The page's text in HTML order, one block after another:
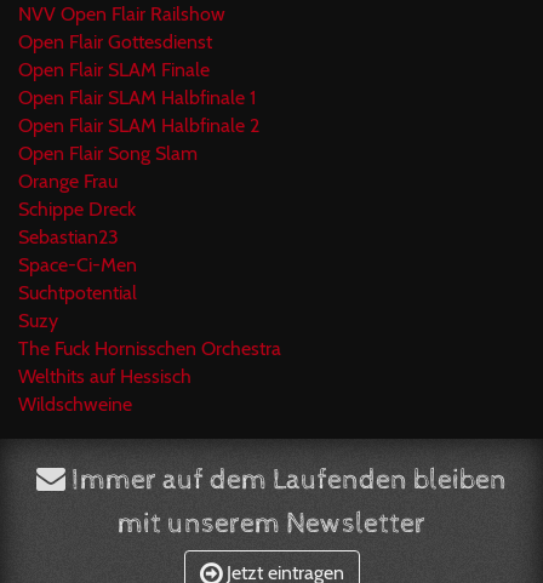
NVV Open Flair Railshow
Open Flair Gottesdienst
Open Flair SLAM Finale
Open Flair SLAM Halbfinale 1
Open Flair SLAM Halbfinale 2
Open Flair Song Slam
Orange Frau
Schippe Dreck
Sebastian23
Space-Ci-Men
Suchtpotential
Suzy
The Fuck Hornisschen Orchestra
Welthits auf Hessisch
Wildschweine
Immer auf dem Laufenden bleiben
mit unserem Newsletter
Jetzt eintragen